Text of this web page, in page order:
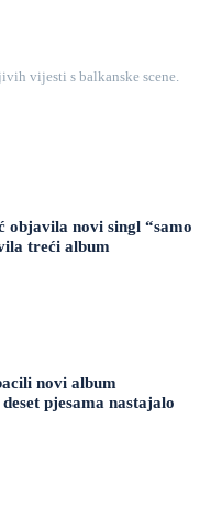
vijesti s balkanske scene.
objavila novi singl “samo
treći album
novi album
pjesama nastajalo